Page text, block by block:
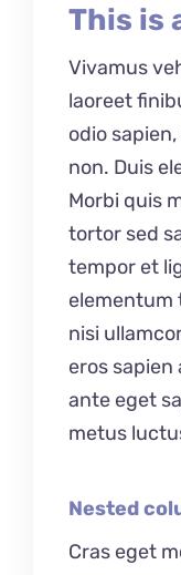
This is
Vivamus
laoreet
odio
non. Duis
Morbi quis
tortor sed
tempor et
elementum
nisi
eros
ante eget
metus
Nested
Cras eget